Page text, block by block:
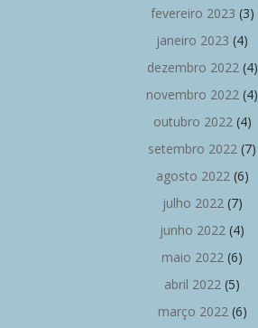
fevereiro 2023 (3)
janeiro 2023 (4)
dezembro 2022(4)
novembro 2022 (4)
outubro 2022(4)
setembro 2022 (7)
agosto 2022(6)
julho 2022(7)
junho 2022 (4)
maio 2022 (6)
abril 2022 (5)
março 2022(6)